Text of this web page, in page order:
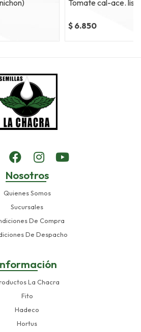
Tomate cal-ace. liso
$ 6.850
Nosotros
Quienes Somos
Sucursales
De Compra
De Despacho
La Chacra
Fito
Hadeco
Hortus